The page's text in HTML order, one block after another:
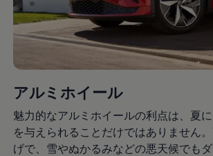
アルミホイール
魅力的なアルミホイールの利点は、夏
を与えられることだけではありません
げで、雪やぬかるみなどの悪天候でも